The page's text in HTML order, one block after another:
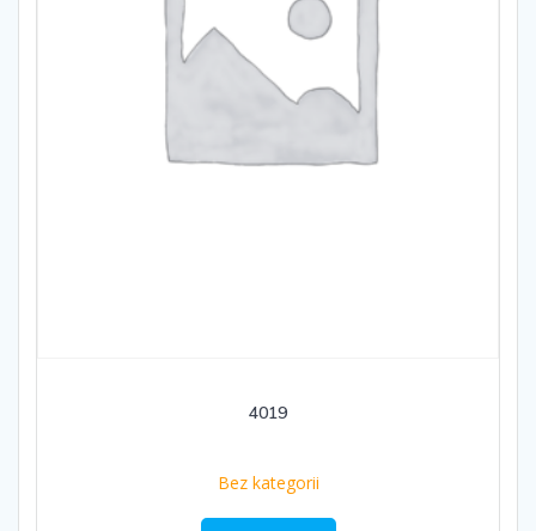
4019
Bez kategorii